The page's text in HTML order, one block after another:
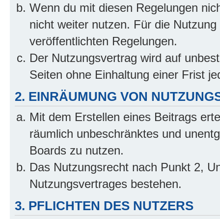
Wenn du mit diesen Regelungen
nicht weiter nutzen. Für die
veröffentlichten Regelungen.
Der Nutzungsvertrag wird auf
Seiten ohne Einhaltung einer Frist
2. EINRÄUMUNG VON
Mit dem Erstellen eines Beitrags
räumlich unbeschränktes und
Boards zu nutzen.
Das Nutzungsrecht nach Punkt 2,
Nutzungsvertrages bestehen.
3. PFLICHTEN DES NUTZERS